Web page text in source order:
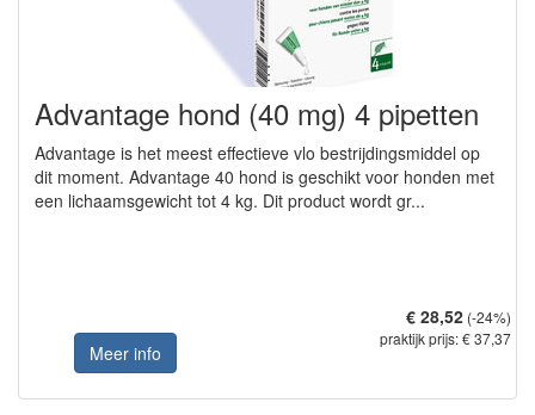
Advantage hond (40 mg) 4 pipetten
Advantage is het meest effectieve vlo bestrijdingsmiddel op
dit moment. Advantage 40 hond is geschikt voor honden met
een lichaamsgewicht tot 4 kg. Dit product wordt gr...
Meer info
€ 28,52 (-24%)
praktijk prijs: € 37,37